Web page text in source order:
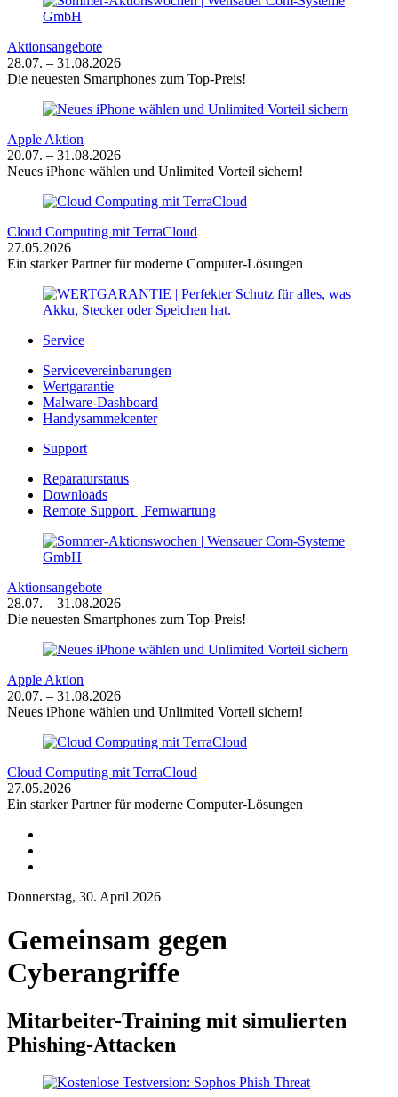
Aktionsangebote
28.07. – 31.08.2026
Die neuesten Smartphones zum Top-Preis!
Apple Aktion
20.07. – 31.08.2026
Neues iPhone wählen und Unlimited Vorteil sichern!
Cloud Computing mit TerraCloud
27.05.2026
Ein starker Partner für moderne Computer-Lösungen
Service
Servicevereinbarungen
Wertgarantie
Malware-Dashboard
Handysammelcenter
Support
Reparaturstatus
Downloads
Remote Support | Fernwartung
Aktionsangebote
28.07. – 31.08.2026
Die neuesten Smartphones zum Top-Preis!
Apple Aktion
20.07. – 31.08.2026
Neues iPhone wählen und Unlimited Vorteil sichern!
Cloud Computing mit TerraCloud
27.05.2026
Ein starker Partner für moderne Computer-Lösungen
Donnerstag, 30. April 2026
Gemeinsam gegen
Cyberangriffe
Mitarbeiter-Training mit simulierten
Phishing-Attacken